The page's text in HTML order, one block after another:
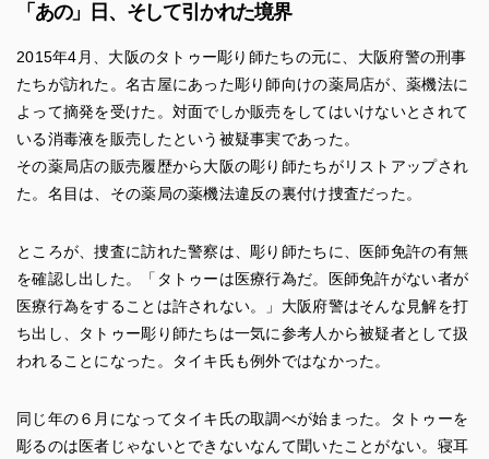
「あの」日、そして引かれた境界
2015年4月、大阪のタトゥー彫り師たちの元に、大阪府警の刑事
たちが訪れた。名古屋にあった彫り師向けの薬局店が、薬機法に
よって摘発を受けた。対面でしか販売をしてはいけないとされて
いる消毒液を販売したという被疑事実であった。
その薬局店の販売履歴から大阪の彫り師たちがリストアップされ
た。名目は、その薬局の薬機法違反の裏付け捜査だった。
ところが、捜査に訪れた警察は、彫り師たちに、医師免許の有無
を確認し出した。「タトゥーは医療行為だ。医師免許がない者が
医療行為をすることは許されない。」大阪府警はそんな見解を打
ち出し、タトゥー彫り師たちは一気に参考人から被疑者として扱
われることになった。タイキ氏も例外ではなかった。
同じ年の６月になってタイキ氏の取調べが始まった。タトゥーを
彫るのは医者じゃないとできないなんて聞いたことがない。寝耳